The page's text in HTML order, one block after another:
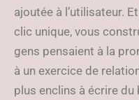
ajoutée à l’utilisateur.
clic unique, vous
gens pensaient à la
à un exercice de
plus enclins à écrire